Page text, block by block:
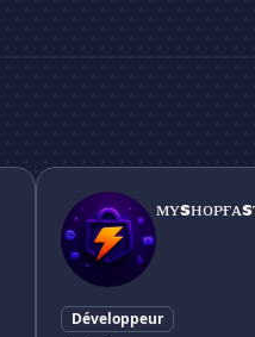
ᴍʏsʜᴏᴘғᴀsᴛ
Développeur